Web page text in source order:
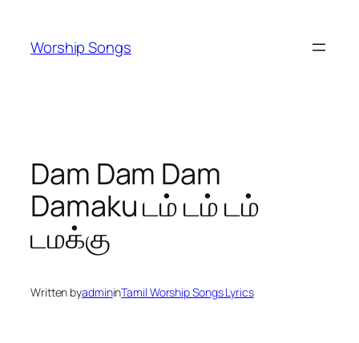
content
Worship Songs
Dam Dam Dam
Damaku டம் டம் டம்
டமக்கு
Written byadmininTamil Worship Songs Lyrics